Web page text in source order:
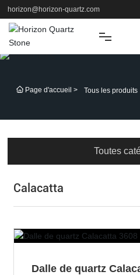
horizon@horizon-quartz.com
À PROPOS
NOUVELLES
Page d'accueil Tous les produits
Toutes
Calacatta
Dalle de quartz